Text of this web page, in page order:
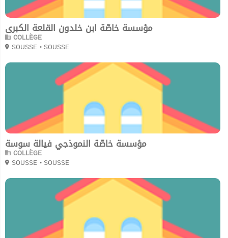
مؤسسة خاصّة ابن خلدون القلعة الكبرى
COLLÈGE
SOUSSE • SOUSSE
مؤسسة خاصّة النموذجي فيالة سوسة
COLLÈGE
SOUSSE • SOUSSE